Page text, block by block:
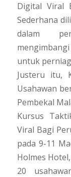
Digital Viral
Sederhana
dalam
untuk
Justeru itu,
Usahawan
Pembekal
Kursus
Viral Bagi
pada 9-11
Holmes
20